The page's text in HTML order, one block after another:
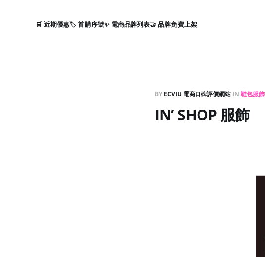
🛒 近期優惠🏷️ 首購序號✨ 電商品牌列表🤝 品牌免費上架
BY ECVIU 電商口碑評價網站IN 鞋包服飾
IN’ SHOP 服飾